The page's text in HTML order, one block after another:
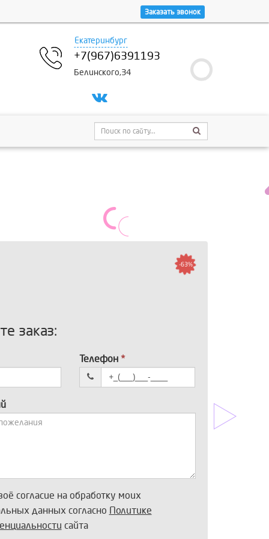
Заказать звонок
Екатеринбург
+7(967)6391193
Белинского,34
-63%
заказ:
Телефон *
согласие на обработку моих
данных согласно Политике
сайта